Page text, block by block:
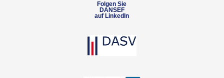
Folgen Sie
DANSEF
auf LinkedIn